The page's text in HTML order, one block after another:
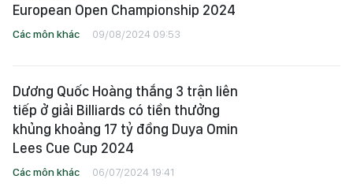
European Open Championship 2024
Các môn khác 09/08/2024 09:53
Dương Quốc Hoàng thắng 3 trận liên
tiếp ở giải Billiards có tiền thưởng
khủng khoảng 17 tỷ đồng Duya Omin
Lees Cue Cup 2024
Các môn khác 06/07/2024 19:41